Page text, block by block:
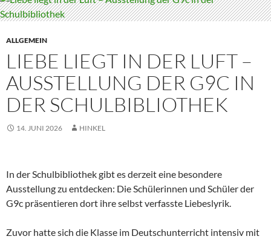
ALLGEMEIN
LIEBE LIEGT IN DER LUFT –
AUSSTELLUNG DER G9C IN
DER SCHULBIBLIOTHEK
14. JUNI 2026 HINKEL
In der Schulbibliothek gibt es derzeit eine besondere
Ausstellung zu entdecken: Die Schülerinnen und Schüler der
G9c präsentieren dort ihre selbst verfasste Liebeslyrik.
Zuvor hatte sich die Klasse im Deutschunterricht intensiv mit